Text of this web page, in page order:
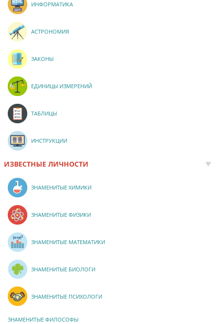
ИНФОРМАТИКА
АСТРОНОМИЯ
ЗАКОНЫ
ЕДИНИЦЫ ИЗМЕРЕНИЙ
ТАБЛИЦЫ
ИНСТРУКЦИИ
ИЗВЕСТНЫЕ ЛИЧНОСТИ
ЗНАМЕНИТЫЕ ХИМИКИ
ЗНАМЕНИТЫЕ ФИЗИКИ
ЗНАМЕНИТЫЕ МАТЕМАТИКИ
ЗНАМЕНИТЫЕ БИОЛОГИ
ЗНАМЕНИТЫЕ ПСИХОЛОГИ
ЗНАМЕНИТЫЕ ФИЛОСОФЫ